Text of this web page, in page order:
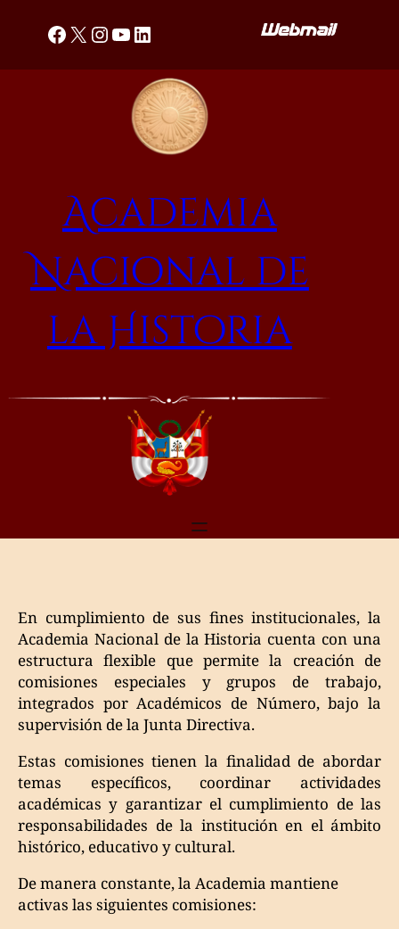
Facebook
X Instagram
YouTube
LinkedIn
Academia
Nacional de
la Historia
En cumplimiento de sus fines institucionales, la
Academia Nacional de la Historia cuenta con una
estructura flexible que permite la creación de
comisiones especiales y grupos de trabajo,
integrados por Académicos de Número, bajo la
supervisión de la Junta Directiva.
Estas comisiones tienen la finalidad de abordar
temas específicos, coordinar actividades
académicas y garantizar el cumplimiento de las
responsabilidades de la institución en el ámbito
histórico, educativo y cultural.
De manera constante, la Academia mantiene
activas las siguientes comisiones: